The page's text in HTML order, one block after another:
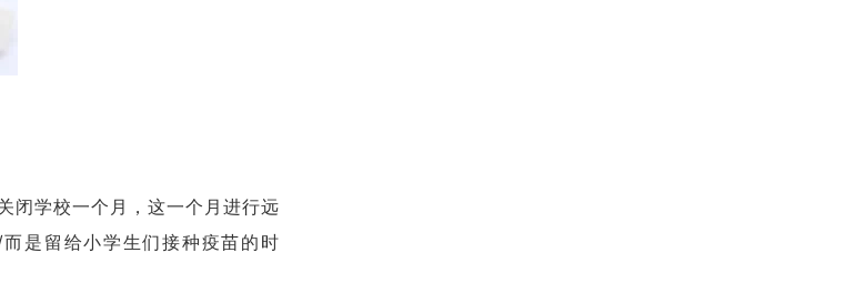
闭学校一个月，这一个月进行远
是留给小学生们接种疫苗的时